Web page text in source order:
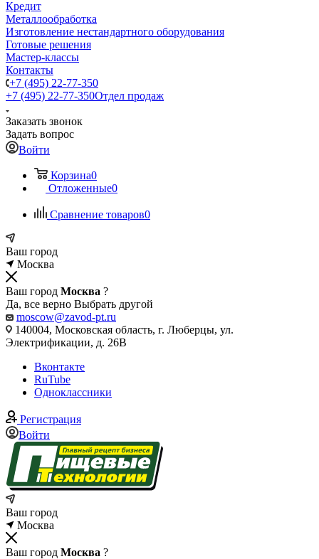
Кредит
Металлообработка
Изготовление нестандартного оборудования
Готовые решения
Мастер-классы
Контакты
+7 (495) 22-77-350
+7 (495) 22-77-350Отдел продаж
Заказать звонок
Задать вопрос
Войти
Корзина0
Отложенные0
Сравнение товаров0
Ваш город
Москва
Ваш город Москва ?
Да, все верно Выбрать другой
moscow@zavod-pt.ru
140004, Московская область, г. Люберцы, ул.
Электрификации, д. 26В
Вконтакте
RuTube
Одноклассники
Регистрация
Войти
Ваш город
Москва
Ваш город Москва ?